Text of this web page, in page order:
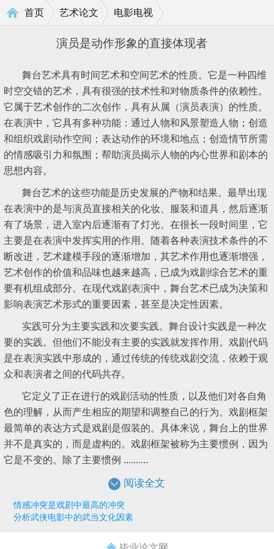
首页 艺术论文 电影电视
演员是动作形象的直接体现者
舞台艺术具有时间艺术和空间艺术的性质。它是一种四维
时空交错的艺术，具有很强的技术性和对物质条件的依赖性。
它属于艺术创作的二次创作，具有从属（演员表演）的性质。
在表演中，它具有多种功能：通过人物和风景塑造人物；创造
和组织戏剧动作空间；表达动作的环境和地点；创造情节所需
的情感吸引力和氛围；帮助演员揭示人物的内心世界和剧本的
思想内容。
舞台艺术的这些功能是历史发展的产物和结果。最早出现
在表演中的是与演员直接相关的化妆、服装和道具，然后逐渐
有了场景，进入室内后逐渐有了灯光。在很长一段时间里，它
主要是在表演中发挥实用的作用。随着各种表演技术条件的不
断改进，艺术建模手段的逐渐增加，其艺术作用也逐渐增强，
艺术创作的价值和品味也越来越高，已成为戏剧综合艺术的重
要有机组成部分。在现代戏剧表演中，舞台艺术已成为决策和
影响表演艺术形式的重要因素，甚至是决定性因素。
实践可分为主要实践和次要实践。舞台设计实践是一种次
要的实践。但他们不能没有主要的实践就发挥作用。戏剧代码
是在表演实践中形成的，通过传统的传统戏剧交流，依赖于观
众和表演者之间的代码共存。
它定义了正在进行的戏剧活动的性质，以及他们对各自角
色的理解，从而产生相应的期望和调整自己的行为。戏剧框架
最简单的表达方式是戏剧是假装的。具体来说，舞台上的世界
并不是真实的，而是虚构的。戏剧框架被称为主要惯例，因为
它是不变的。除了主要惯例 ..........
阅读全文
情感冲突是戏剧中最高的冲突
分析武侠电影中的武当文化因素